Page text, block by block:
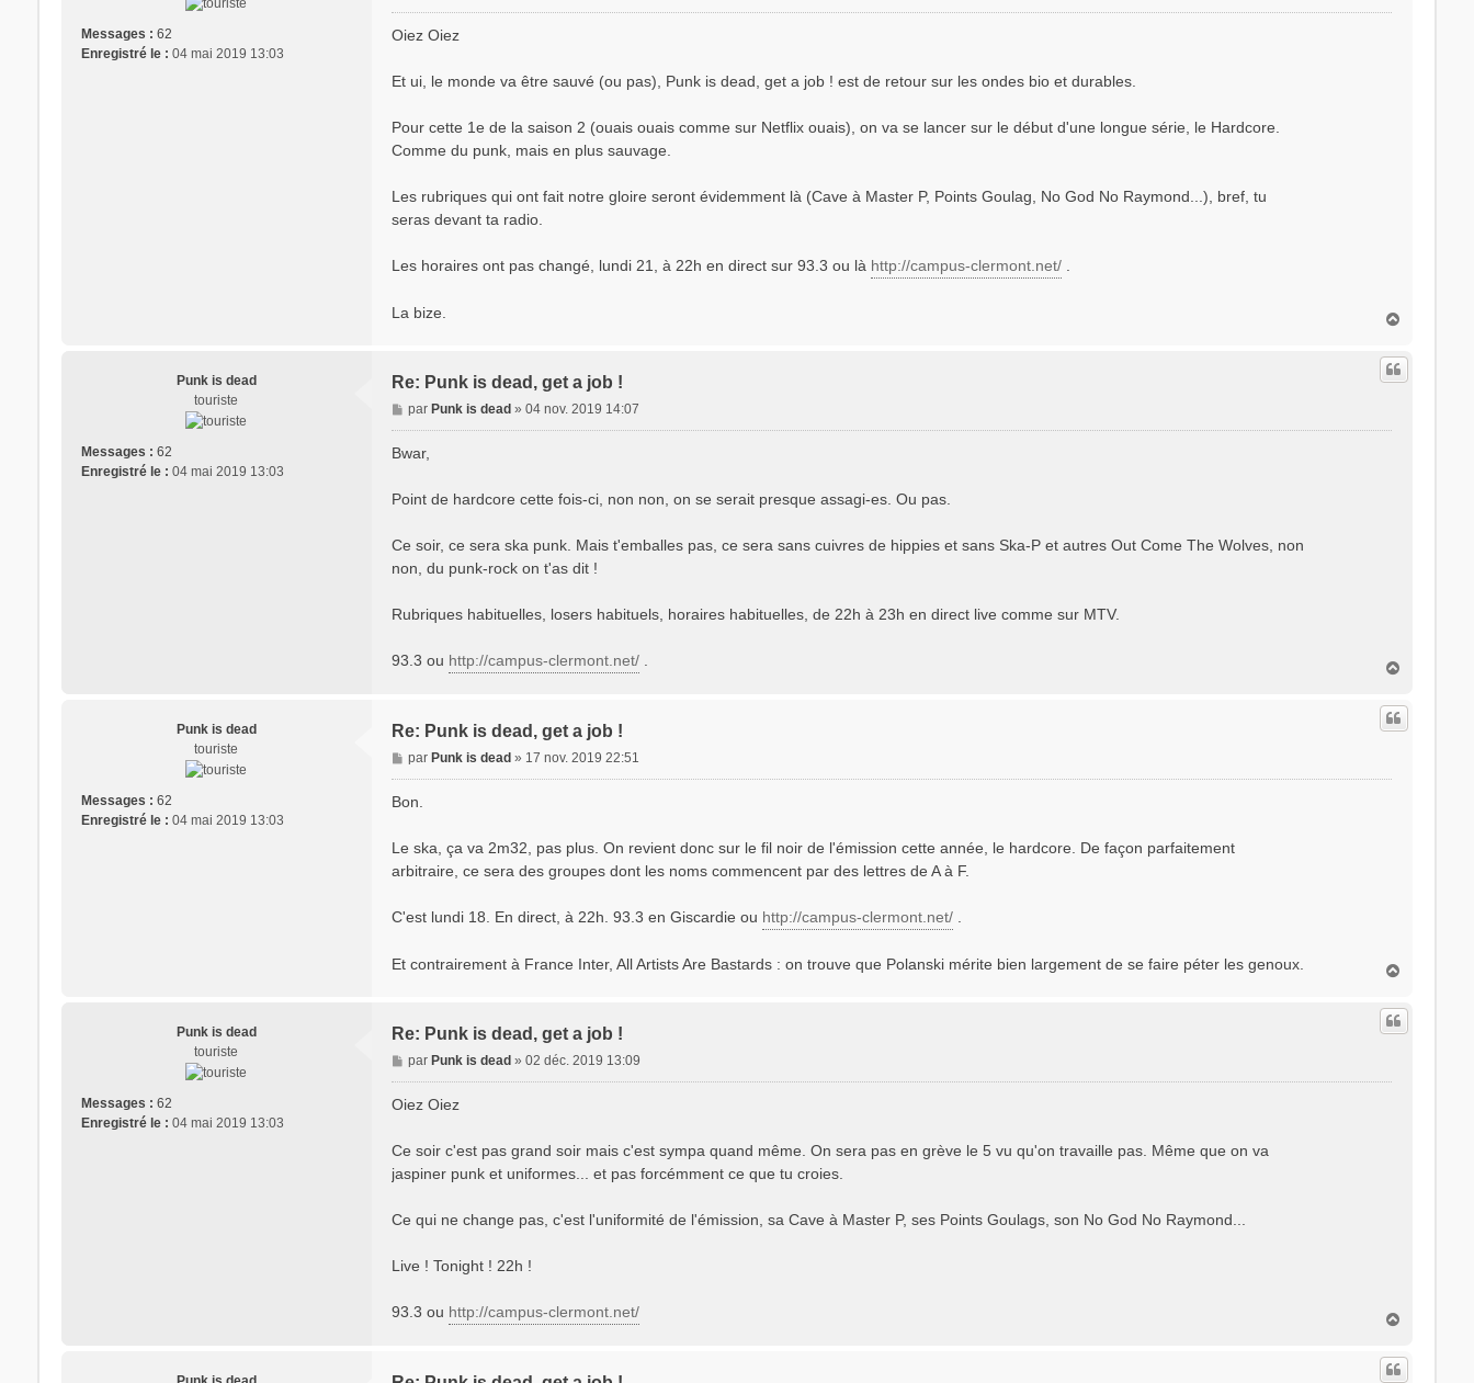
Messages : 62
Enregistré le : 04 mai 2019 13:03
e
s
g
Oiez Oiez
Et ui, le monde va être sauvé (ou pas), Punk is dead, get a job ! est de retour sur les ondes bio et durables.
Pour cette 1e de la saison 2 (ouais ouais comme sur Netflix ouais), on va se lancer sur le début d'une longue série, le Hardcore.
Comme du punk, mais en plus sauvage.
Les rubriques qui ont fait notre gloire seront évidemment là (Cave à Master P, Points Goulag, No God No Raymond...), bref, tu
seras devant ta radio.
Les horaires ont pas changé, lundi 21, à 22h en direct sur 93.3 ou là http://campus-clermont.net/.
La bize.
u
Punk is dead
touriste
Messages : 62
Enregistré le : 04 mai 2019 13:03
Re: Punk is dead, get a job !
M
e
g
parPunk is dead »04 nov. 2019 14:07
Bwar,
Point de hardcore cette fois-ci, non non, on se serait presque assagi-es. Ou pas.
Ce soir, ce sera ska punk. Mais t'emballes pas, ce sera sans cuivres de hippies et sans Ska-P et autres Out Come The Wolves, non
non, du punk-rock on t'as dit !
Rubriques habituelles, losers habituels, horaires habituelles, de 22h à 23h en direct live comme sur MTV.
93.3 ou http://campus-clermont.net/.
u
Punk is dead
touriste
Messages : 62
Enregistré le : 04 mai 2019 13:03
Re: Punk is dead, get a job !
M
e
g
e
parPunk is dead » 17 nov. 2019 22:51
Bon.
Le ska, ça va 2m32, pas plus. On revient donc sur le fil noir de l'émission cette année, le hardcore. De façon parfaitement
arbitraire, ce sera des groupes dont les noms commencent par des lettres de A à F.
C'est lundi 18. En direct, à 22h. 93.3 en Giscardie ou http://campus-clermont.net/.
Et contrairement à France Inter, All Artists Are Bastards : on trouve que Polanski mérite bien largement de se faire péter les genoux.
u
Punk is dead
touriste
Messages : 62
Enregistré le : 04 mai 2019 13:03
Re: Punk is dead, get a job !
M
e
s
g
e
parPunk is dead »02 déc. 2019 13:09
Oiez Oiez
Ce soir c'est pas grand soir mais c'est sympa quand même. On sera pas en grève le 5 vu qu'on travaille pas. Même que on va
jaspiner punk et uniformes... et pas forcémment ce que tu croies.
Ce qui ne change pas, c'est l'uniformité de l'émission, sa Cave à Master P, ses Points Goulags, son No God No Raymond...
Live ! Tonight ! 22h !
93.3 ou http://campus-clermont.net/
u